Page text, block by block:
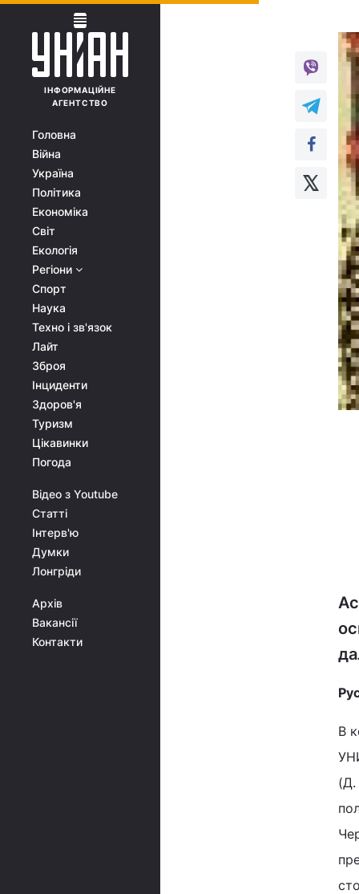
ІНФОРМАЦІЙНЕ
АГЕНТСТВО
Головна
Війна
Україна
Політика
Економіка
Світ
Екологія
Регіони
Спорт
Наука
Техно і зв'язок
Лайт
Зброя
Інциденти
Здоров'я
Туризм
Цікавинки
Погода
Відео з Youtube
Статті
Інтерв'ю
Думки
Лонгріди
Архів
Вакансії
Контакти
В
(Д.